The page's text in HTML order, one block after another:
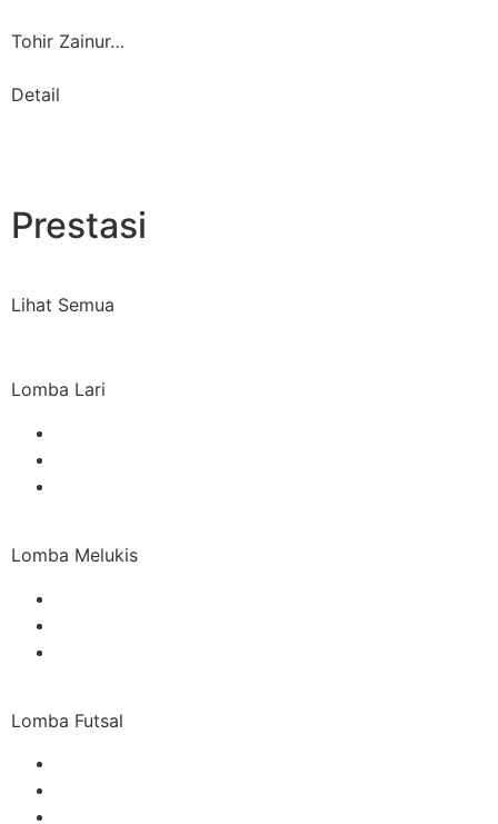
Tohir Zainur…
Detail
Prestasi
Lihat Semua
Lomba Lari
Lomba Melukis
Lomba Futsal